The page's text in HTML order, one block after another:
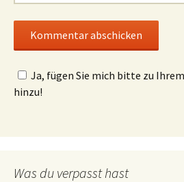
Ja, fügen Sie mich bitte zu
hinzu!
Was du verpasst hast